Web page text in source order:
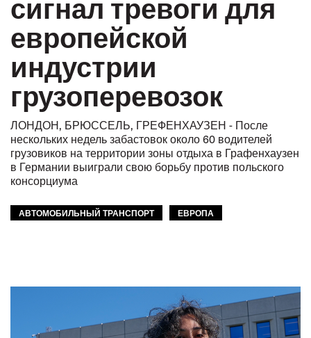
европейской
индустрии
грузоперевозок
ЛОНДОН, БРЮССЕЛЬ, ГРЕФЕНХАУЗЕН - После
нескольких недель забастовок около 60 водителей
грузовиков на территории зоны отдыха в Графенхаузен
в Германии выиграли свою борьбу против польского
консорциума
АВТОМОБИЛЬНЫЙ ТРАНСПОРТ ЕВРОПА